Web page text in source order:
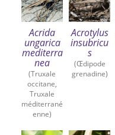
Acrida
ungarica
mediterra
nea
(Truxale
occitane,
Truxale
méditerrané
enne)
Acrotylus
insubricu
s
(Œdipode
grenadine)